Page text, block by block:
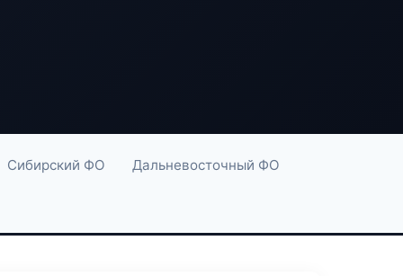
Сибирский ФО Дальневосточный ФО